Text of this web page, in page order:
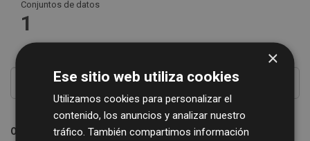
Conjuntos de datos
1
Ordenar por
×
Ese sitio web utiliza cookies
Utilizamos cookies para personalizar el
contenido, los anuncios y analizar nuestro
tráfico. También compartimos información